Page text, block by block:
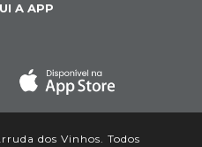
A APP
dos Vinhos. Todos